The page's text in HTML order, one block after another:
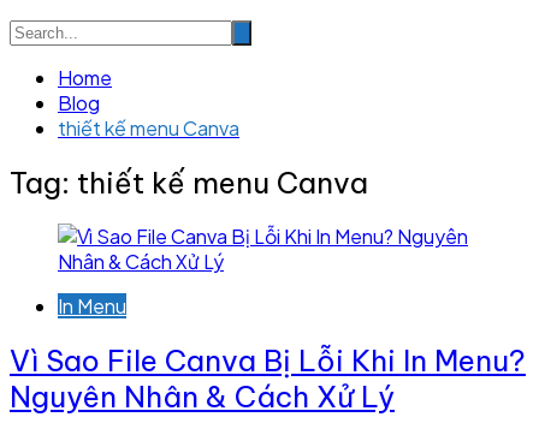
Home
Blog
thiết kế menu Canva
Tag: thiết kế menu Canva
In Menu
Vì Sao File Canva Bị Lỗi Khi In Menu?
Nguyên Nhân & Cách Xử Lý